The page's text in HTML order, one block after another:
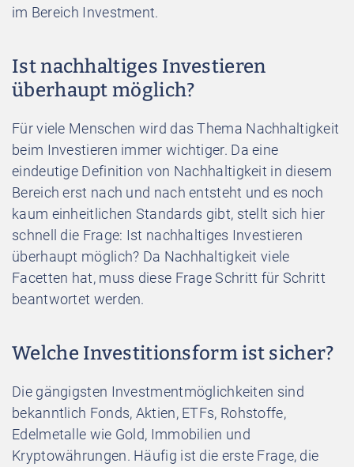
im Bereich Investment.
Ist nachhaltiges Investieren
überhaupt möglich?
Für viele Menschen wird das Thema Nachhaltigkeit
beim Investieren immer wichtiger. Da eine
eindeutige Definition von Nachhaltigkeit in diesem
Bereich erst nach und nach entsteht und es noch
kaum einheitlichen Standards gibt, stellt sich hier
schnell die Frage: Ist nachhaltiges Investieren
überhaupt möglich? Da Nachhaltigkeit viele
Facetten hat, muss diese Frage Schritt für Schritt
beantwortet werden.
Welche Investitionsform ist sicher?
Die gängigsten Investmentmöglichkeiten sind
bekanntlich Fonds, Aktien, ETFs, Rohstoffe,
Edelmetalle wie Gold, Immobilien und
Kryptowährungen. Häufig ist die erste Frage, die